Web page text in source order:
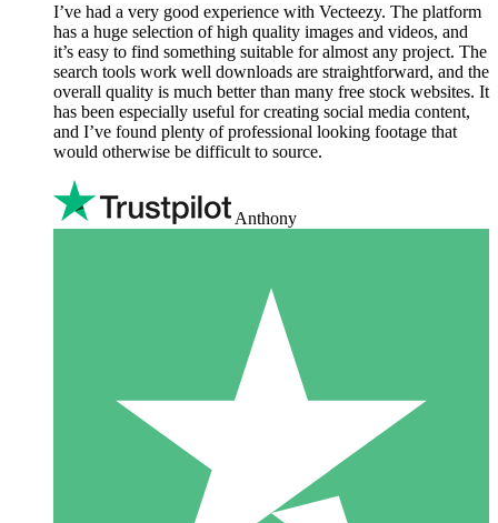
I’ve had a very good experience with Vecteezy. The platform
has a huge selection of high quality images and videos, and
it’s easy to find something suitable for almost any project. The
search tools work well downloads are straightforward, and the
overall quality is much better than many free stock websites. It
has been especially useful for creating social media content,
and I’ve found plenty of professional looking footage that
would otherwise be difficult to source.
Anthony